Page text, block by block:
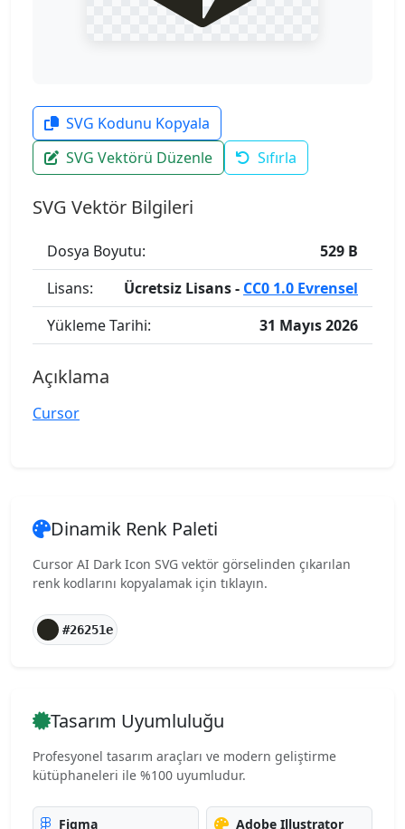
SVG Kodunu Kopyala
SVG Vektörü Düzenle
Sıfırla
SVG Vektör Bilgileri
Dosya Boyutu:
529 B
Lisans:
Ücretsiz Lisans - CC0 1.0 Evrensel
Yükleme Tarihi:
31 Mayıs 2026
Açıklama
Cursor
Dinamik Renk Paleti
Cursor AI Dark Icon SVG vektör görselinden çıkarılan
renk kodlarını kopyalamak için tıklayın.
#26251e
Tasarım Uyumluluğu
Profesyonel tasarım araçları ve modern geliştirme
kütüphaneleri ile %100 uyumludur.
Figma Adobe Illustrator